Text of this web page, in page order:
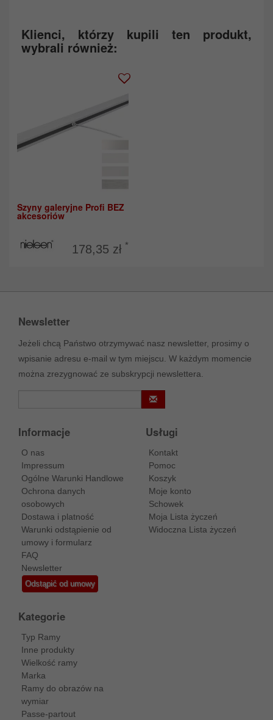
Klienci, którzy kupili ten produkt,
wybrali również:
Szyny galeryjne Profi BEZ
akcesoriów
178,35 zł *
Newsletter
Jeżeli chcą Państwo otrzymywać nasz newsletter, prosimy o
wpisanie adresu e-mail w tym miejscu. W każdym momencie
można zrezygnować ze subskrypcji newslettera.
Informacje
O nas
Impressum
Ogólne Warunki Handlowe
Ochrona danych
osobowych
Dostawa i platność
Warunki odstąpienie od
umowy i formularz
FAQ
Newsletter
Odstąpić od umowy
Usługi
Kontakt
Pomoc
Koszyk
Moje konto
Schowek
Moja Lista życzeń
Widoczna Lista życzeń
Kategorie
Typ Ramy
Inne produkty
Wielkość ramy
Marka
Ramy do obrazów na
wymiar
Passe-partout